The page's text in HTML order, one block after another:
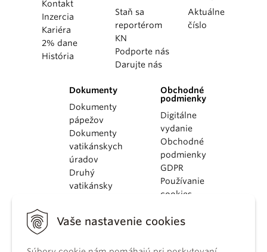
Vaše nastavenie cookies
Kontakt
Inzercia
Kariéra
2% dane
História
Staň sa
reportérom
KN
Podporte nás
Darujte nás
Aktuálne
číslo
Dokumenty
Dokumenty
pápežov
Dokumenty
vatikánskych
úradov
Druhý
vatikánsky
KBS
Obchodné
podmienky
Digitálne
vydanie
Obchodné
podmienky
GDPR
Používanie
cookies